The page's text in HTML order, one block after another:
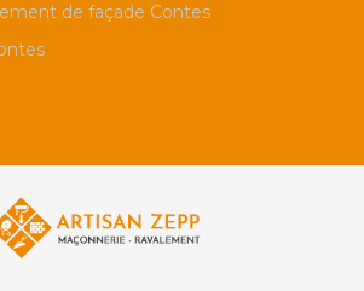
de façade Contes